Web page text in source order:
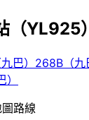
（YL925
巴） 268B（九
路線